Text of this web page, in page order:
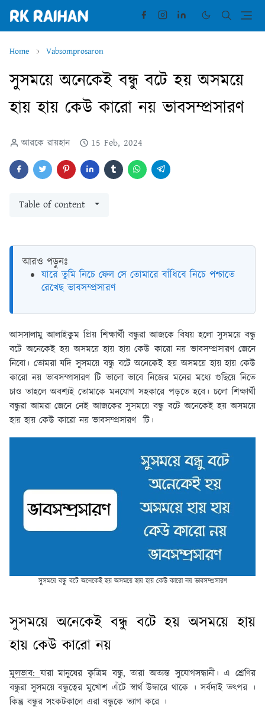
Home Vabsomprosaron
সুসময়ে অনেকেই বন্ধু বটে হয় অসময়ে
হায় হায় কেউ কারো নয় ভাবসম্প্রসারণ
আরকে রায়হান 15 Feb, 2024
Table of content
আরও পড়ুনঃ
যারে তুমি নিচে ফেল সে তোমারে বাঁধিবে নিচে পশ্চাতে
রেখেছ ভাবসম্প্রসারণ
আসসালামু আলাইকুম প্রিয় শিক্ষার্থী বন্ধুরা আজকে বিষয় হলো সুসময়ে বন্ধু
বটে অনেকেই হয় অসময়ে হায় হায় কেউ কারো নয় ভাবসম্প্রসারণ জেনে
নিবো। তোমরা যদি সুসময়ে বন্ধু বটে অনেকেই হয় অসময়ে হায় হায় কেউ
কারো নয় ভাবসম্প্রসারণ টি ভালো ভাবে নিজের মনের মধ্যে গুছিয়ে নিতে
চাও তাহলে অবশ্যই তোমাকে মনযোগ সহকারে পড়তে হবে। চলো শিক্ষার্থী
বন্ধুরা আমরা জেনে নেই আজকের সুসময়ে বন্ধু বটে অনেকেই হয় অসময়ে
হায় হায় কেউ কারো নয় ভাবসম্প্রসারণ টি।
সুসময়ে বন্ধু বটে অনেকেই হয় অসময়ে হায় হায় কেউ কারো নয় ভাবসম্প্রসারণ
সুসময়ে অনেকেই বন্ধু বটে হয় অসময়ে হায়
হায় কেউ কারো নয়
মূলভাব:যারা মানুষের কৃত্রিম বন্ধু, তারা অত্যন্ত সুযোগসন্ধানী। এ শ্রেণির
বন্ধুরা সুসময়ে বন্ধুত্বের মুখোশ এঁটে স্বার্থ উদ্ধারে থাকে । সর্বদাই তৎপর ।
কিন্তু বন্ধুর সংকটকালে এরা বন্ধুকে ত্যাগ করে ।